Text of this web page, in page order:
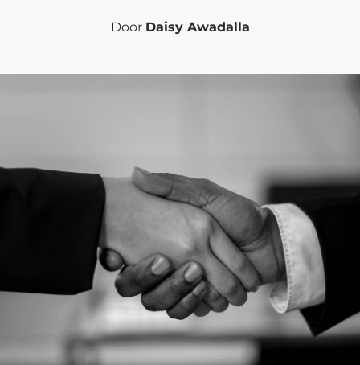
Door Daisy Awadalla